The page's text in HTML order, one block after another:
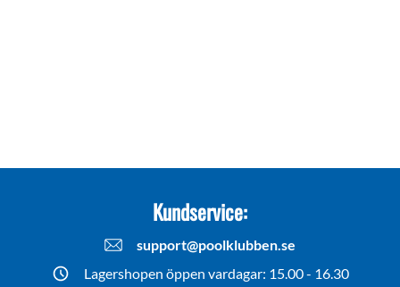
Kundservice:
support@poolklubben.se
Lagershopen öppen vardagar: 15.00 - 16.30